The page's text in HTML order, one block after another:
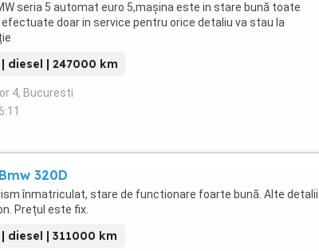
seria 5 automat euro 5,mașina este in stare bună toate
efectuate doar in service pentru orice detaliu va stau la
diesel | 247000 km
4, Bucuresti
320D
înmatriculat, stare de functionare foarte bună. Alte detalii
Prețul este fix.
diesel | 311000 km